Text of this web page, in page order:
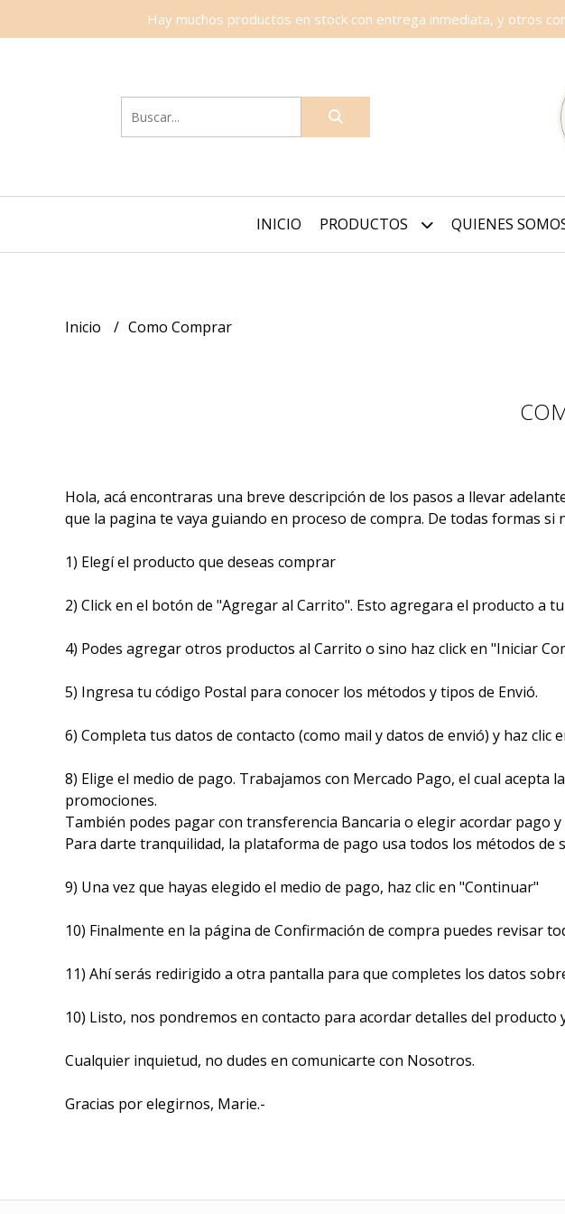
Hay muchos productos en stock con entrega inmediata, y otros
INICIO PRODUCTOS QUIENES
Inicio Como Comprar
Hola, acá encontraras una breve descripción de los pasos a llevar
que la pagina te vaya guiando en proceso de compra. De todas formas
1) Elegí el producto que deseas comprar
2) Click en el botón de "Agregar al Carrito". Esto agregara el producto a
4) Podes agregar otros productos al Carrito o sino haz click en "Iniciar
5) Ingresa tu código Postal para conocer los métodos y tipos de Envió.
6) Completa tus datos de contacto (como mail y datos de envió) y haz clic
8) Elige el medio de pago. Trabajamos con Mercado Pago, el cual
promociones.
También podes pagar con transferencia Bancaria o elegir acordar pago
Para darte tranquilidad, la plataforma de pago usa todos los métodos de
9) Una vez que hayas elegido el medio de pago, haz clic en "Continuar"
10) Finalmente en la página de Confirmación de compra puedes revisar
11) Ahí serás redirigido a otra pantalla para que completes los datos
10) Listo, nos pondremos en contacto para acordar detalles del
Cualquier inquietud, no dudes en comunicarte con Nosotros.
Gracias por elegirnos, Marie.-